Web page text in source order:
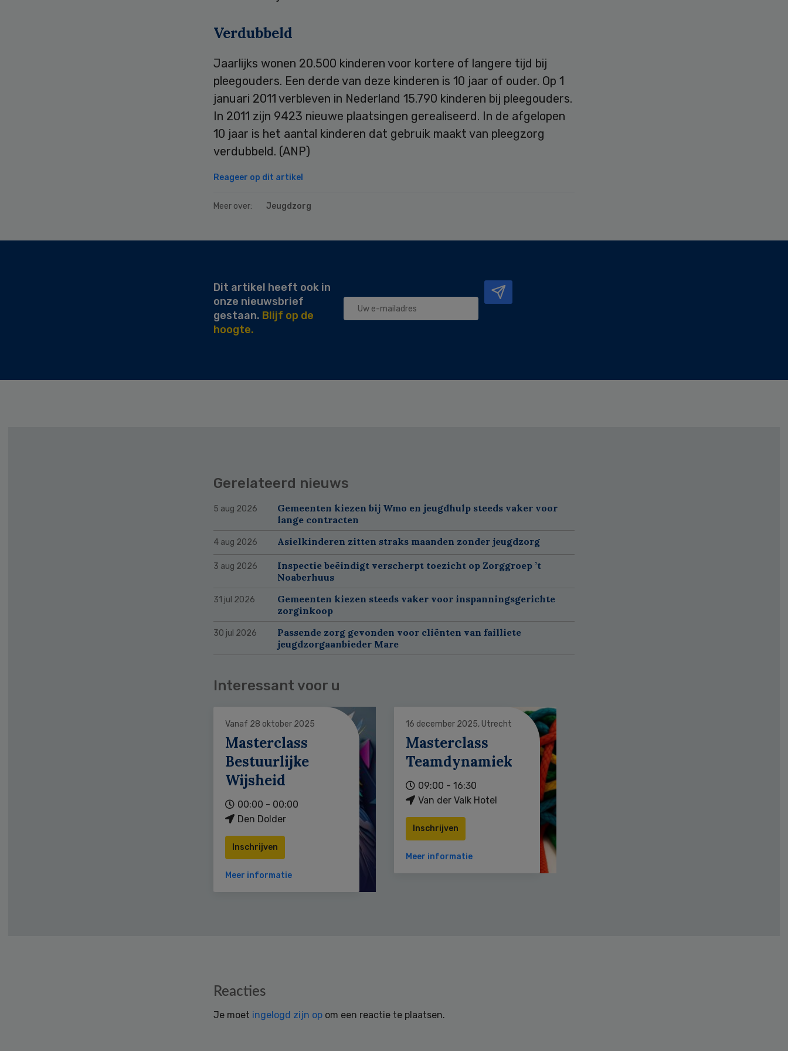
Verdubbeld
Jaarlijks wonen 20.500 kinderen voor kortere of langere tijd bij
pleegouders. Een derde van deze kinderen is 10 jaar of ouder. Op 1
januari 2011 verbleven in Nederland 15.790 kinderen bij pleegouders.
In 2011 zijn 9423 nieuwe plaatsingen gerealiseerd. In de afgelopen
10 jaar is het aantal kinderen dat gebruik maakt van pleegzorg
verdubbeld. (ANP)
Reageer op dit artikel
Meer over: Jeugdzorg
Dit artikel heeft ook in
onze nieuwsbrief
gestaan. Blijf op de
hoogte.
Gerelateerd nieuws
5 aug 2026
Gemeenten kiezen bij Wmo en jeugdhulp steeds vaker voor
lange contracten
4 aug 2026 Asielkinderen zitten straks maanden zonder jeugdzorg
3 aug 2026
Inspectie beëindigt verscherpt toezicht op Zorggroep ’t
Noaberhuus
31 jul 2026
Gemeenten kiezen steeds vaker voor inspanningsgerichte
zorginkoop
30 jul 2026
Passende zorg gevonden voor cliënten van failliete
jeugdzorgaanbieder Mare
Interessant voor u
Vanaf 28 oktober 2025
Masterclass
Bestuurlijke
Wijsheid
00:00 - 00:00
Den Dolder
Inschrijven
Meer informatie
16 december 2025, Utrecht
Masterclass
Teamdynamiek
09:00 - 16:30
Van der Valk Hotel
Inschrijven
Meer informatie
Reacties
Je moet ingelogd zijn op om een reactie te plaatsen.